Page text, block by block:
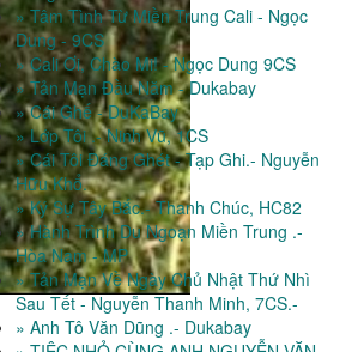
» Tâm Tình Từ Miền Trung Cali - Ngọc
Dung - 9CS
» Cali Ơi, Chào Mi! - Ngọc Dung 9CS
» Tản Mạn Đầu Năm - Dukabay
» Cái Ghế - DuKaBay
» Lớp Tôi .- Ninh Vũ, 1CS
» Cái Tôi Đáng Ghét - Tạp Ghi.- Nguyễn
Hữu Khổ.
» Ký Sự Tây Bắc.- Thanh Chúc, HC82
» Hành Trình Du Ngoạn Miền Trung .-
Hòa Nam - MP
» Tản Mạn Về Ngày Chủ Nhật Thứ Nhì
Sau Tết - Nguyễn Thanh Minh, 7CS.-
» Anh Tô Văn Dũng .- Dukabay